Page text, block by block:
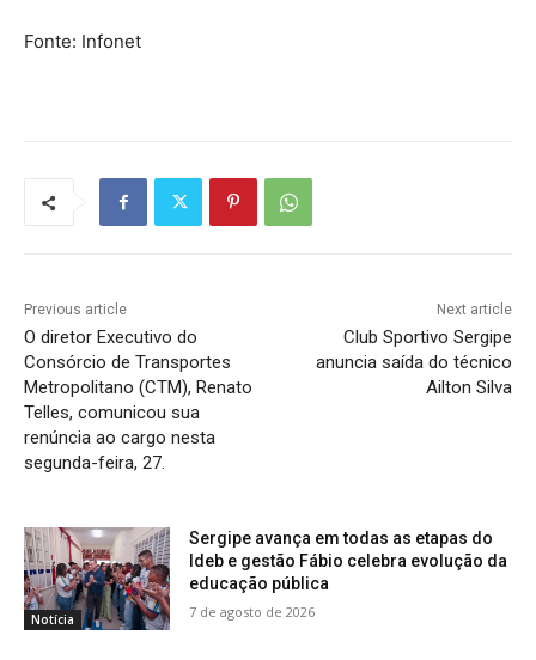
Fonte: Infonet
Previous article
O diretor Executivo do
Consórcio de Transportes
Metropolitano (CTM), Renato
Telles, comunicou sua
renúncia ao cargo nesta
segunda-feira, 27.
Next article
Club Sportivo Sergipe
anuncia saída do técnico
Ailton Silva
Notícia
Sergipe avança em todas as etapas do
Ideb e gestão Fábio celebra evolução da
educação pública
7 de agosto de 2026